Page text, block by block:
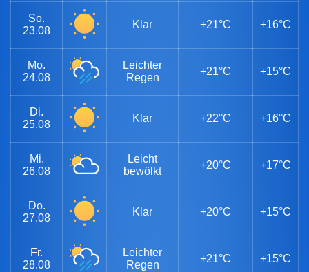
So.
23.08
Klar +21°C +16°C
Mo.
24.08
Leichter
Regen
+21°C +15°C
Di.
25.08
Klar +22°C +16°C
Mi.
26.08
Leicht
bewölkt
+20°C +17°C
Do.
27.08
Klar +20°C +15°C
Fr.
28.08
Leichter
Regen
+21°C +15°C